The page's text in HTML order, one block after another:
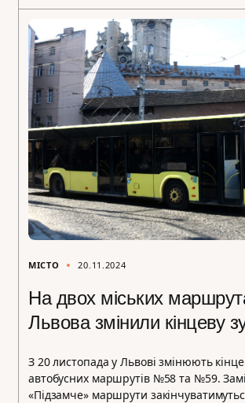
МІСТО 20.11.2024
На двох міських
Львова змінили кінцеву
З 20 листопада у Львові змінюють
автобусних маршрутів №58 та №59.
«Підзамче» маршрути